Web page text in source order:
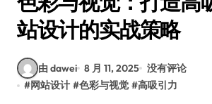
站设计的实战策略
由 dawei 8 月 11, 2025 没有评论
#网站设计 #色彩与视觉 #高吸引力